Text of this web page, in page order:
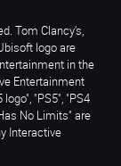
Tom Clancy’s,
logo are
in the
Entertainment
"PS5", "PS4
No Limits" are
Interactive